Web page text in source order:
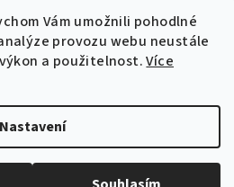
Vám umožnili pohodlné
provozu webu neustále
a použitelnost.Více
Nastavení
. Všechna práva vyhrazena.